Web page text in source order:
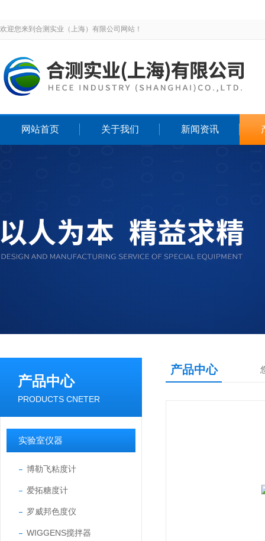
欢迎您来到合测实业（上海）有限公司网站！
网站首页 关于我们 新闻资讯
产品中心
PRODUCTS CNETER
实验室仪器
博勒飞粘度计
爱拓糖度计
罗威邦色度仪
WIGGENS搅拌器
产品中心